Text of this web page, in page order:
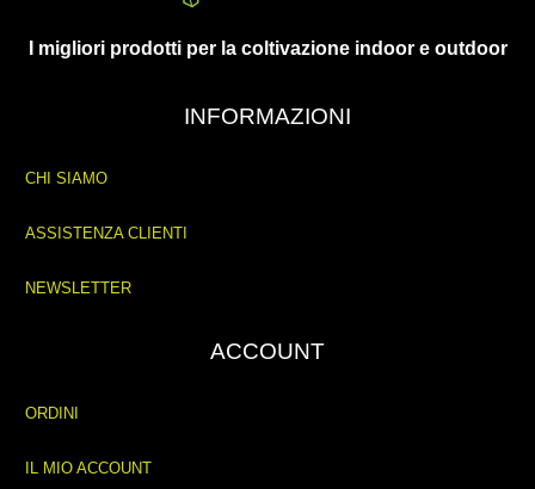
I migliori prodotti per la coltivazione indoor e outdoor
INFORMAZIONI
CHI SIAMO
ASSISTENZA CLIENTI
NEWSLETTER
ACCOUNT
ORDINI
IL MIO ACCOUNT